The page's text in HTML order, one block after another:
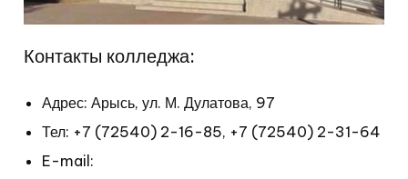
Контакты колледжа:
Адрес: Арысь, ул. М. Дулатова, 97
Тел: +7 (72540) 2-16-85, +7 (72540) 2-31-64
E-mail: